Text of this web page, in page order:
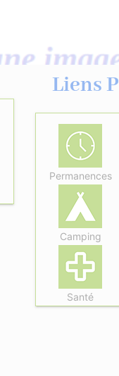
Liens
Permanences
Camping
Santé